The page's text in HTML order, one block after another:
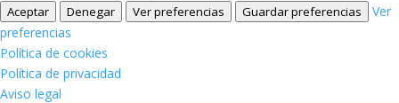
Aceptar Denegar Ver preferencias Guardar preferencias
Ver
preferencias
Política de cookies
Política de privacidad
Aviso legal